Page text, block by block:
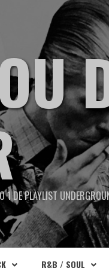
1 DE PLAYLIST
R&B / SOUL